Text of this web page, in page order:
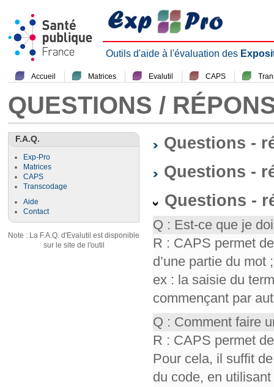
Outils d'aide à l'évaluation des
Accueil Matrices Evalutil CAPS
QUESTIONS /
F.A.Q.
Exp-Pro
Matrices
CAPS
Transcodage
Aide
Contact
Note : La F.A.Q. d'Evalutil est disponible
sur le site de l'outil
Questions -
Questions -
Questions -
Q : Est-ce que je
R : CAPS permet
d’une partie du
ex : la saisie du
commençant par
Q : Comment faire
R : CAPS permet
Pour cela, il suffit
du code, en